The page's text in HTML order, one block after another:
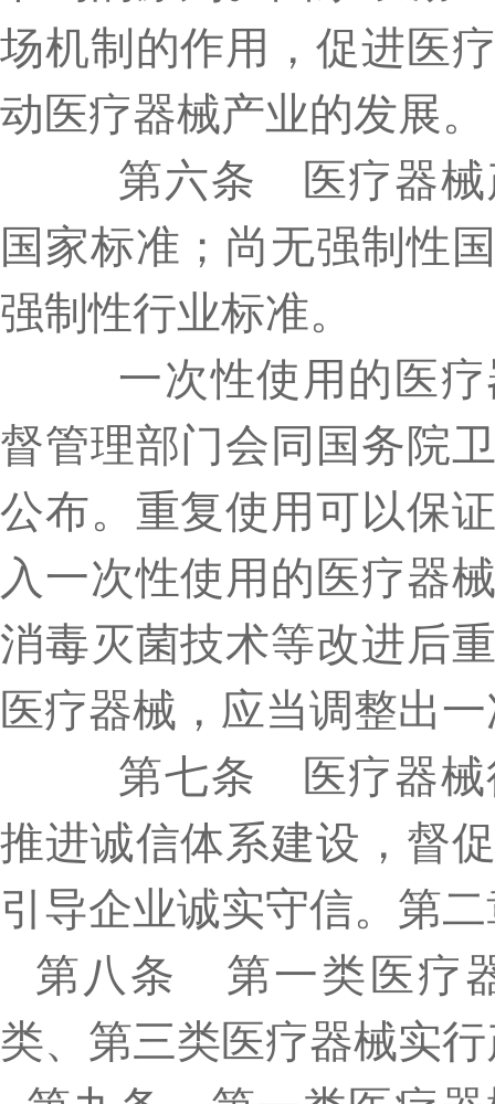
场机制的作用，促进医
动医疗器械产业的发展。
第六条 医疗器械产
国家标准；尚无强制性
强制性行业标准。
一次性使用的医疗
督管理部门会同国务院
公布。重复使用可以保
入一次性使用的医疗器
消毒灭菌技术等改进后
医疗器械，应当调整出
第七条 医疗器械行
推进诚信体系建设，督
引导企业诚实守信。第
第八条 第一类医疗
类、第三类医疗器械实